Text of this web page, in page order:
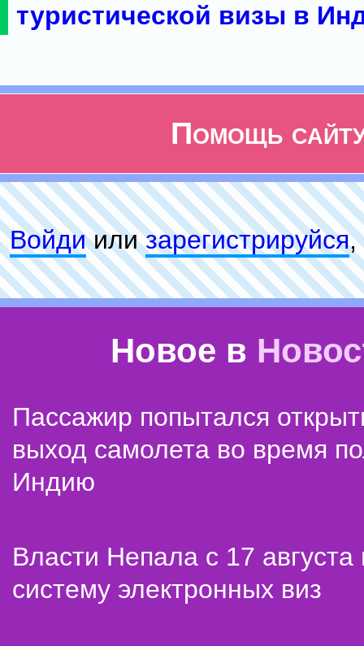
туристической визы в
Помощь
Войдиилизарeгиcтpируйся,
Новое в
Пассажир попытался
выход самолета во время
Индию
Власти Непала с 17 августа
систему электронных виз